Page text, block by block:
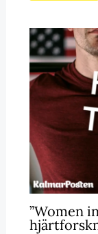
”Women